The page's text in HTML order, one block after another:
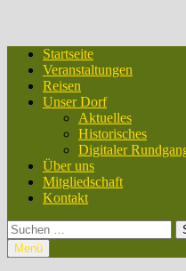
Startseite
Veranstaltungen
Reisen
Unser Dorf
Aktuelles
Historisches
Digitaler
Über uns
Mitgliedschaft
Kontakt
Suchen
nach:
Menü